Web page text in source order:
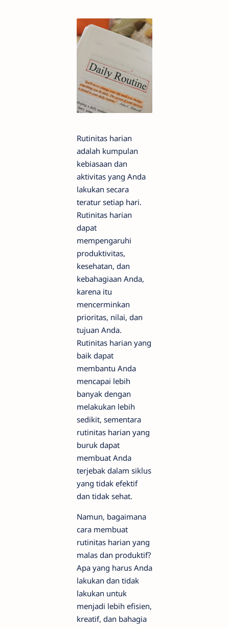
Rutinitas harian
adalah kumpulan
kebiasaan dan
aktivitas yang Anda
lakukan secara
teratur setiap hari.
Rutinitas harian
dapat
mempengaruhi
produktivitas,
kesehatan, dan
kebahagiaan Anda,
karena itu
mencerminkan
prioritas, nilai, dan
tujuan Anda.
Rutinitas harian yang
baik dapat
membantu Anda
mencapai lebih
banyak dengan
melakukan lebih
sedikit, sementara
rutinitas harian yang
buruk dapat
membuat Anda
terjebak dalam siklus
yang tidak efektif
dan tidak sehat.
Namun, bagaimana
cara membuat
rutinitas harian yang
malas dan produktif?
Apa yang harus Anda
lakukan dan tidak
lakukan untuk
menjadi lebih efisien,
kreatif, dan bahagia